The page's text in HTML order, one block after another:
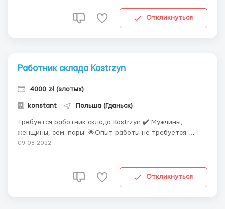
Откликнуться
Работник склада Kostrzyn
4000 zł (злотых)
konstant Польша (Гданьск)
Требуется работник склада Kostrzyn ✔️ Мужчины,
женщины, сем. пары. 🌟Опыт работы не требуется.
Требуется коммуникативный польский язык ⏱️ график
09-08-2022
Откликнуться